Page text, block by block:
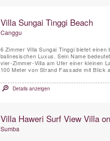
Villa Sungai Tinggi Beach
Canggu
6 Zimmer Villa Sungai Tinggi bietet
balinesischen Luxus. Sein Name
vier-Zimmer-Villa am Ufer einer kleinen
100 Meter von Strand Fassade mit Blick
Details anzeigen
Villa Haweri Surf View Villa
Sumba